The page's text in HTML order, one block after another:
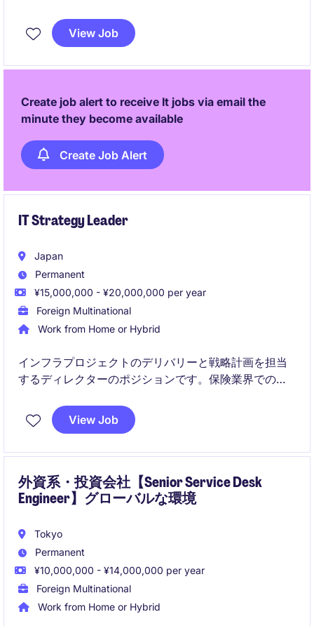
IT統制の評価、リスク評価、監査対応を通じて、組織
View Job
Create job alert to receive It jobs via email the
minute they become available
Create Job Alert
IT Strategy Leader
Japan
Permanent
¥15,000,000 - ¥20,000,000 per year
Foreign Multinational
Work from Home or Hybrid
インフラプロジェクトのデリバリーと戦略計画を担当
するディレクターのポジションです。保険業界での技
トの成功を導く役割を担います。
View Job
外資系・投資会社【Senior Service Desk
Engineer】グローバルな環境
Tokyo
Permanent
¥10,000,000 - ¥14,000,000 per year
Foreign Multinational
Work from Home or Hybrid